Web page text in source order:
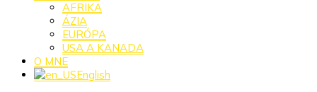
AFRIKA
ÁZIA
EURÓPA
USA A KANADA
O MNE
English